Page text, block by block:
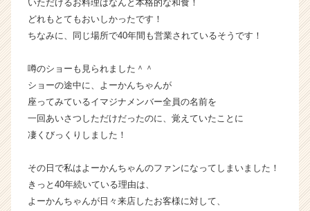
ア
（C
h
e
C
a
r
e
r）
いただけるお料理はなんと本格的な和食！
どれもとてもおいしかったです！
ちなみに、同じ場所で40年間も営業されているそうです！
噂のショーも見られました＾＾
ショーの途中に、よーかんちゃんが
座ってみているイマジナメンバー全員の名前を
一回あいさつしただけだったのに、覚えていたことに
凄くびっくりしました！
その日で私はよーかんちゃんのファンになってしまいました！
きっと40年続いている理由は、
よーかんちゃんが日々来店したお客様に対して、